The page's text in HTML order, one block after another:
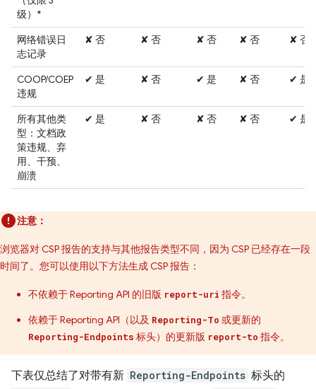
级）*
网络错误日
志记录
✘ 否 ✘ 否 ✘ 否 ✘ 否 ✘ 否
COOP/COEP
违规
✔ 是 ✘ 否 ✔ 是 ✘ 否 ✔ 是
所有其他类
型：文档政
策违规、弃
用、干预、
崩溃
✔ 是 ✘ 否 ✘ 否 ✘ 否 ✔ 是
注意：
浏览器对 CSP 报告的支持与其他报告类型不同，因为 CSP 已经存在一段
时间了。您可以使用以下方法生成 CSP 报告：
不依赖于 Reporting API 的旧版 report-uri 指令。
依赖于 Reporting API（以及 Reporting-To 或更新的
Reporting-Endpoints 标头）的更新版 report-to 指令。
下表仅总结了对带有新 Reporting-Endpoints 标头的